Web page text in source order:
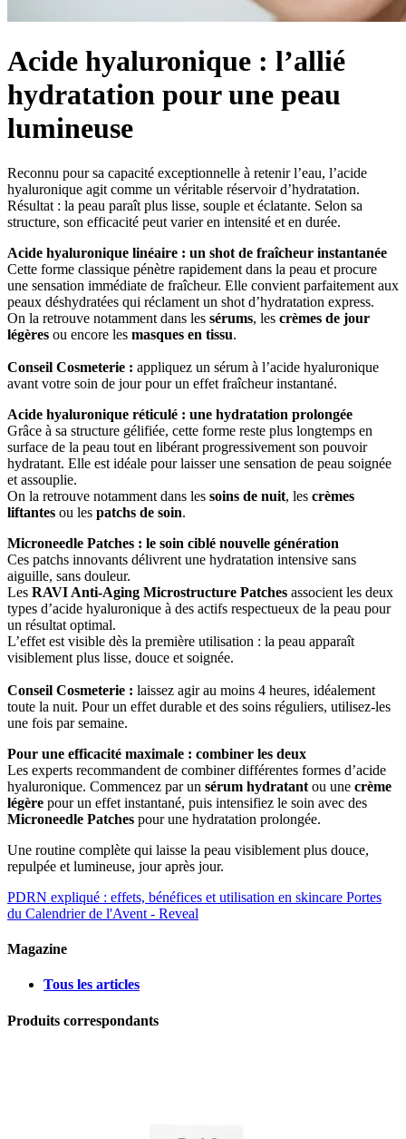
Acide hyaluronique : l’allié
hydratation pour une peau
lumineuse
Reconnu pour sa capacité exceptionnelle à retenir l’eau, l’acide
hyaluronique agit comme un véritable réservoir d’hydratation.
Résultat : la peau paraît plus lisse, souple et éclatante. Selon sa
structure, son efficacité peut varier en intensité et en durée.
Acide hyaluronique linéaire : un shot de fraîcheur instantanée
Cette forme classique pénètre rapidement dans la peau et procure
une sensation immédiate de fraîcheur. Elle convient parfaitement aux
peaux déshydratées qui réclament un shot d’hydratation express.
On la retrouve notamment dans les sérums, les crèmes de jour
légères ou encore les masques en tissu.
Conseil Cosmeterie : appliquez un sérum à l’acide hyaluronique
avant votre soin de jour pour un effet fraîcheur instantané.
Acide hyaluronique réticulé : une hydratation prolongée
Grâce à sa structure gélifiée, cette forme reste plus longtemps en
surface de la peau tout en libérant progressivement son pouvoir
hydratant. Elle est idéale pour laisser une sensation de peau soignée
et assouplie.
On la retrouve notamment dans les soins de nuit, les crèmes
liftantes ou les patchs de soin.
Microneedle Patches : le soin ciblé nouvelle génération
Ces patchs innovants délivrent une hydratation intensive sans
aiguille, sans douleur.
Les RAVI Anti-Aging Microstructure Patches associent les deux
types d’acide hyaluronique à des actifs respectueux de la peau pour
un résultat optimal.
L’effet est visible dès la première utilisation : la peau apparaît
visiblement plus lisse, douce et soignée.
Conseil Cosmeterie : laissez agir au moins 4 heures, idéalement
toute la nuit. Pour un effet durable et des soins réguliers, utilisez-les
une fois par semaine.
Pour une efficacité maximale : combiner les deux
Les experts recommandent de combiner différentes formes d’acide
hyaluronique. Commencez par un sérum hydratant ou une crème
légère pour un effet instantané, puis intensifiez le soin avec des
Microneedle Patches pour une hydratation prolongée.
Une routine complète qui laisse la peau visiblement plus douce,
repulpée et lumineuse, jour après jour.
PDRN expliqué : effets, bénéfices et utilisation en skincare Portes
du Calendrier de l'Avent - Reveal
Magazine
Tous les articles
Produits correspondants